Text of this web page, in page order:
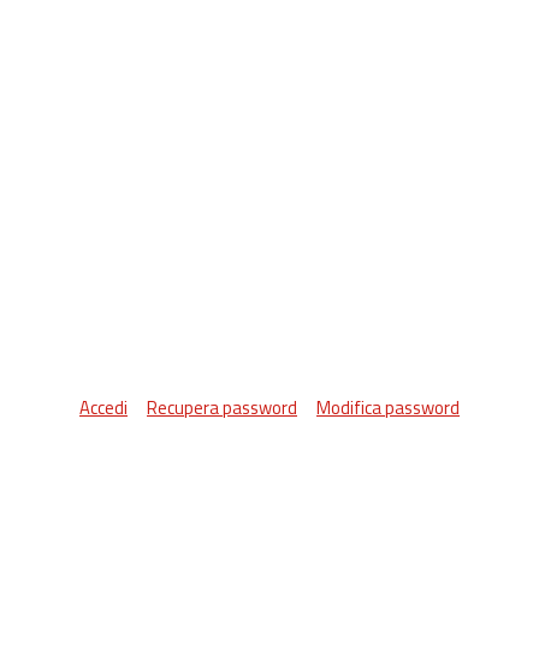
Accedi Recupera password Modifica password